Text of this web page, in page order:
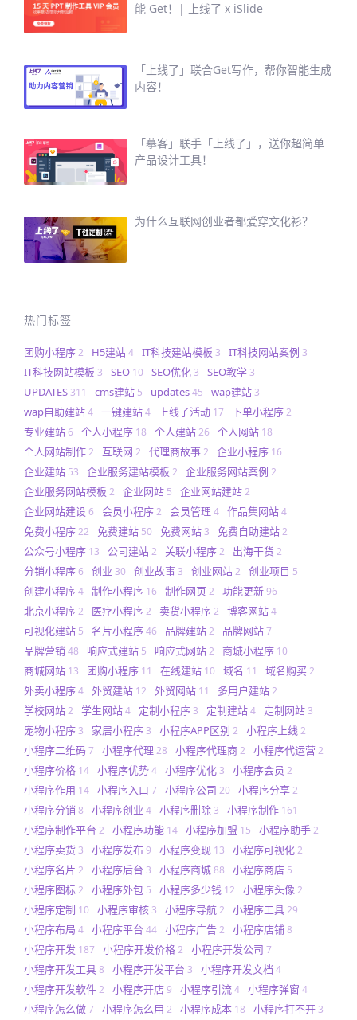
能 Get！| 上线了 x iSlide
「上线了」联合Get写作，帮你智能生成
内容！
「摹客」联手「上线了」，送你超简单
产品设计工具！
为什么互联网创业者都爱穿文化衫？
热门标签
团购小程序2 H5建站4 IT科技建站模板 3 IT科技网站案例 3
IT科技网站模板 3 SEO 10 SEO优化 3 SEO教学 3
UPDATES 311 cms建站 5 updates45 wap建站 3
wap自助建站4 一键建站4 上线了活动 17 下单小程序2
专业建站6 个人小程序 18 个人建站26 个人网站 18
个人网站制作2 互联网 2 代理商故事2 企业小程序 16
企业建站 53 企业服务建站模板 2 企业服务网站案例 2
企业服务网站模板 2 企业网站 5 企业网站建站2
企业网站建设6 会员小程序2 会员管理 4 作品集网站4
免费小程序22 免费建站 50 免费网站 3 免费自助建站2
公众号小程序 13 公司建站2 关联小程序2 出海干货2
分销小程序6 创业 30 创业故事 3 创业网站2 创业项目 5
创建小程序4 制作小程序 16 制作网页 2 功能更新96
北京小程序2 医疗小程序2 卖货小程序2 博客网站4
可视化建站 5 名片小程序46 品牌建站2 品牌网站7
品牌营销 48 响应式建站 5 响应式网站2 商城小程序 10
商城网站 13 团购小程序 11 在线建站 10 域名 11 域名购买2
外卖小程序4 外贸建站 12 外贸网站 11 多用户建站2
学校网站2 学生网站4 定制小程序 3 定制建站4 定制网站 3
宠物小程序 3 家居小程序 3 小程序APP区别 2 小程序上线 2
小程序二维码7 小程序代理 28 小程序代理商2 小程序代运营2
小程序价格 14 小程序优势4 小程序优化 3 小程序会员 2
小程序作用 14 小程序入口 7 小程序公司 20 小程序分享2
小程序分销 8 小程序创业 4 小程序删除 3 小程序制作 161
小程序制作平台 2 小程序功能 14 小程序加盟 15 小程序助手2
小程序卖货 3 小程序发布9 小程序变现 13 小程序可视化2
小程序名片 2 小程序后台 3 小程序商城88 小程序商店 5
小程序图标2 小程序外包 5 小程序多少钱 12 小程序头像 2
小程序定制 10 小程序审核 3 小程序导航2 小程序工具29
小程序布局 4 小程序平台 44 小程序广告2 小程序店铺8
小程序开发 187 小程序开发价格2 小程序开发公司 7
小程序开发工具8 小程序开发平台 3 小程序开发文档 4
小程序开发软件2 小程序开店9 小程序引流4 小程序弹窗 4
小程序怎么做7 小程序怎么用 2 小程序成本 18 小程序打不开 3